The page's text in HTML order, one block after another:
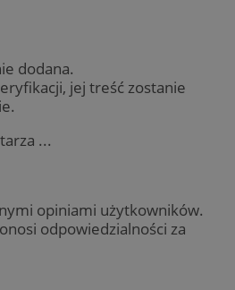
dodana.
jej treść zostanie
...
opiniami użytkowników.
odpowiedzialności za